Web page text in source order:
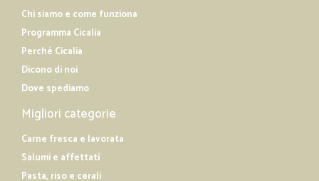
Chi siamo e come funziona
Programma Cicalia
Perché Cicalia
Dicono di noi
Dove spediamo
Migliori categorie
Carne fresca e lavorata
Salumi e affettati
Pasta, riso e cerali